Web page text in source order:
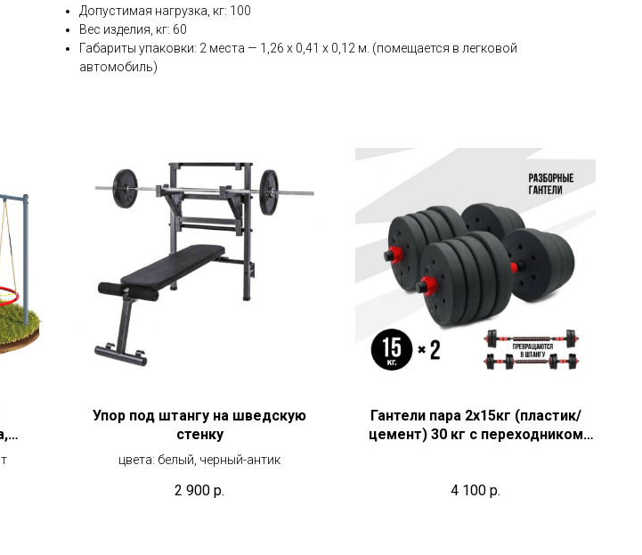
Допустимая нагрузка, кг: 100
Вес изделия, кг: 60
Габариты упаковки: 2 места — 1,26 х 0,41 х 0,12 м. (помещается в легковой
автомобиль)
Упор под штангу на шведскую
стенку
цвета: белый, черный-антик
2 900 р.
Гантели пара 2х15кг (пластик/
цемент) 30 кг с переходником
4 100 р.